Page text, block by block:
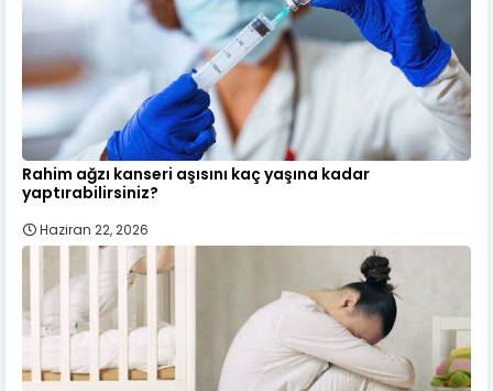
Rahim ağzı kanseri aşısını kaç yaşına kadar
yaptırabilirsiniz?
Haziran 22, 2026